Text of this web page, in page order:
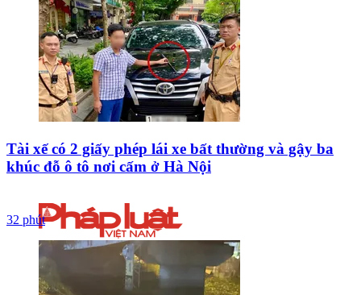
Tài xế có 2 giấy phép lái xe bất thường và gậy ba
khúc đỗ ô tô nơi cấm ở Hà Nội
32 phút